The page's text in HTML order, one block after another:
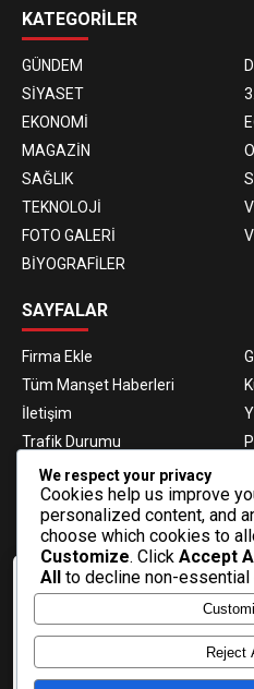
Veri politikasındaki amaçlarla sınırlı
mevzuata uygun şekilde çerez
konumlandırmaktayız. Detaylar için
politikamızı inceleyebilirsiniz.
Daha fazla bilgi
KATEGORİLER
GÜNDEM
SİYASET
EKONOMİ
MAGAZİN
SAĞLIK
TEKNOLOJİ
FOTO GALERİ
BİYOGRAFİLER
SAYFALAR
Firma Ekle
Tüm Manşet Haberleri
İletişim
Trafik Durumu
Nöbetçi Eczaneler
Hava Durumu
Gazeteler
E-BÜLTEN ABONELİĞİ
E-Bülten aboneliği ile haberlere daha
We respect your privacy
Cookies help us improve
personalized content, and
choose which cookies to
Customize. Click Accept
All to decline non-essential
Reject